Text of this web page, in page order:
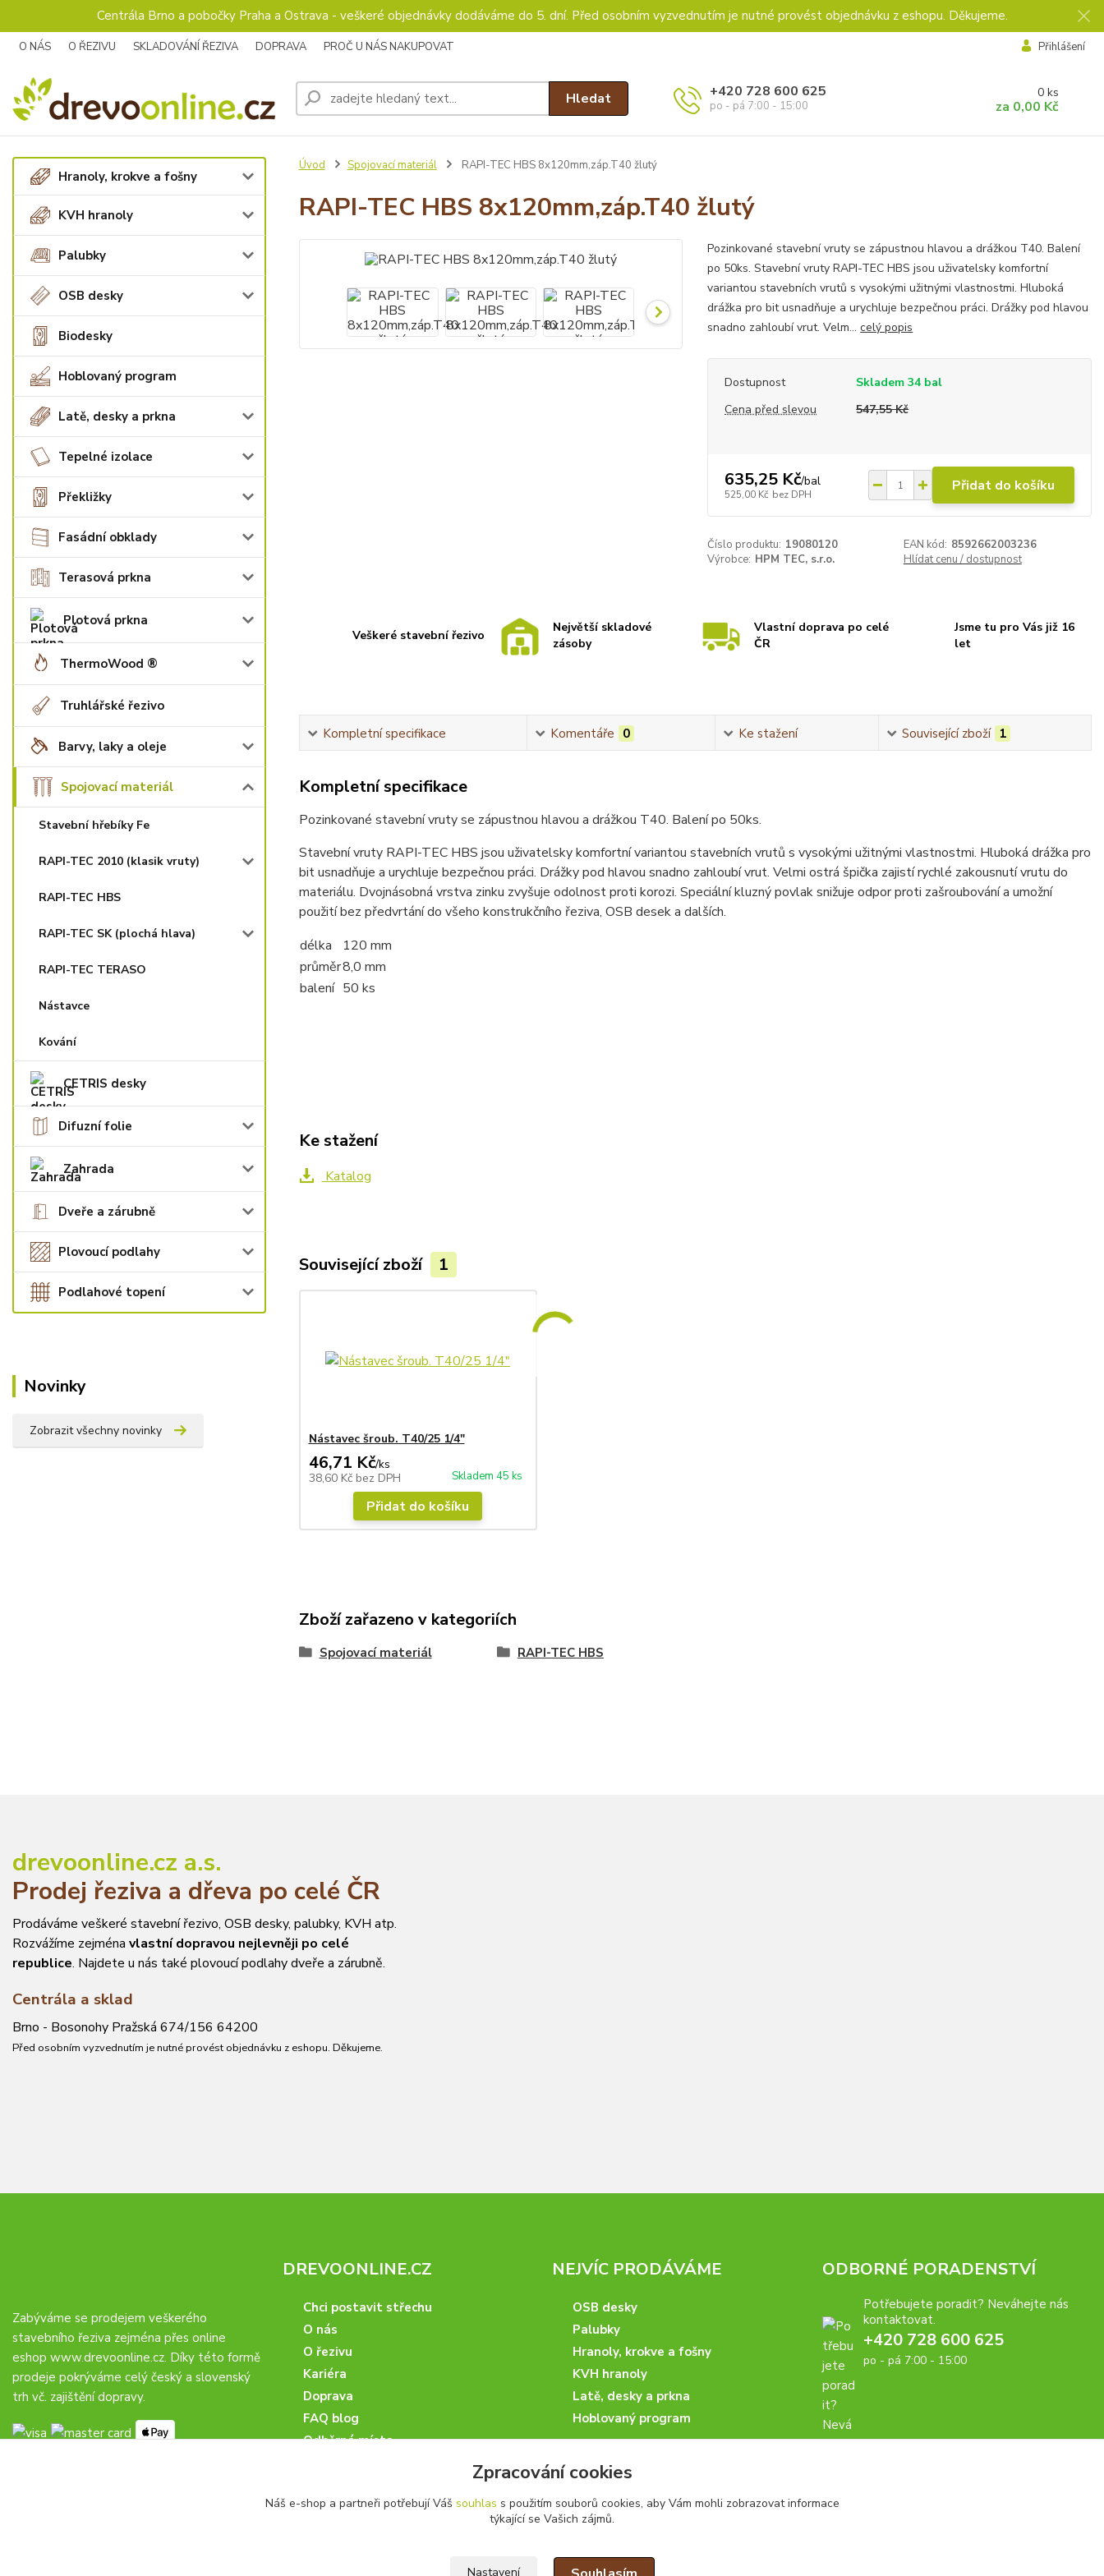
Centrála Brno a pobočky Praha a Ostrava - veškeré objednávky dodáváme do 5. dní. Před osobním vyzvednutím je nutné provést objednávku z eshopu. Děkujeme.
O NÁS O ŘEZIVU SKLADOVÁNÍ ŘEZIVA DOPRAVA PROČ U NÁS NAKUPOVAT Přihlášení
Hledat +420 728 600 625
po - pá 7:00 - 15:00
0 ks
za 0,00 Kč
Hranoly, krokve a fošny
KVH hranoly
Palubky
OSB desky
Biodesky
Hoblovaný program
Latě, desky a prkna
Tepelné izolace
Překližky
Fasádní obklady
Terasová prkna
Plotová prkna
ThermoWood ®
Truhlářské řezivo
Barvy, laky a oleje
Spojovací materiál
Stavební hřebíky Fe
RAPI-TEC 2010 (klasik vruty)
RAPI-TEC HBS
RAPI-TEC SK (plochá hlava)
RAPI-TEC TERASO
Nástavce
Kování
CETRIS desky
Difuzní folie
Zahrada
Dveře a zárubně
Plovoucí podlahy
Podlahové topení
Novinky
Zobrazit všechny novinky
Úvod Spojovací materiál RAPI-TEC HBS 8x120mm,záp.T40 žlutý
RAPI-TEC HBS 8x120mm,záp.T40 žlutý
Pozinkované stavební vruty se zápustnou hlavou a drážkou T40. Balení
po 50ks. Stavební vruty RAPI-TEC HBS jsou uživatelsky komfortní
variantou stavebních vrutů s vysokými užitnými vlastnostmi. Hluboká
drážka pro bit usnadňuje a urychluje bezpečnou práci. Drážky pod hlavou
snadno zahloubí vrut. Velm...celý popis
Dostupnost
Skladem 34 bal
Cena před slevou
547,55 Kč
635,25 Kč/bal
525,00 Kč bez DPH Přidat do košíku
Číslo produktu: 19080120 EAN kód: 8592662003236
Výrobce: HPM TEC, s.r.o. Hlídat cenu / dostupnost
Veškeré stavební řezivo
Největší skladové
zásoby
Vlastní doprava po celé
ČR
Jsme tu pro Vás již 16
let
Kompletní specifikace Komentáře 0 Ke stažení Související zboží 1
Kompletní specifikace
Pozinkované stavební vruty se zápustnou hlavou a drážkou T40. Balení po 50ks.
Stavební vruty RAPI-TEC HBS jsou uživatelsky komfortní variantou stavebních vrutů s vysokými užitnými vlastnostmi. Hluboká drážka pro
bit usnadňuje a urychluje bezpečnou práci. Drážky pod hlavou snadno zahloubí vrut. Velmi ostrá špička zajistí rychlé zakousnutí vrutu do
materiálu. Dvojnásobná vrstva zinku zvyšuje odolnost proti korozi. Speciální kluzný povlak snižuje odpor proti zašroubování a umožní
použití bez předvrtání do všeho konstrukčního řeziva, OSB desek a dalších.
délka
120 mm
průměr8,0 mm
balení 50 ks
Ke stažení
Katalog
Související zboží 1
Nástavec šroub. T40/25 1/4"
46,71 Kč/ks
38,60 Kč bez DPH Skladem 45 ks
Přidat do košíku
Zboží zařazeno v kategoriích
Spojovací materiál RAPI-TEC HBS
drevoonline.cz a.s.
Prodej řeziva a dřeva po celé ČR
Prodáváme veškeré stavební řezivo, OSB desky, palubky, KVH atp.
Rozvážíme zejména vlastní dopravou nejlevněji po celé
republice. Najdete u nás také plovoucí podlahy dveře a zárubně.
Centrála a sklad
Brno - Bosonohy Pražská 674/156 64200
Před osobním vyzvednutím je nutné provést objednávku z eshopu. Děkujeme.
Zabýváme se prodejem veškerého
stavebního řeziva zejména přes online
eshop www.drevoonline.cz. Díky této formě
prodeje pokrýváme celý český a slovenský
trh vč. zajištění dopravy.
DREVOONLINE.CZ
Chci postavit střechu
O nás
O řezivu
Kariéra
Doprava
FAQ blog
Odběrná místa
Obchodní partneři
NEJVÍC PRODÁVÁME
OSB desky
Palubky
Hranoly, krokve a fošny
KVH hranoly
Latě, desky a prkna
Hoblovaný program
ODBORNÉ PORADENSTVÍ
Potřebujete poradit? Neváhejte nás
kontaktovat.
+420 728 600 625
po - pá 7:00 - 15:00
Zpracování cookies
Náš e-shop a partneři potřebují Váš souhlas s použitím souborů cookies, aby Vám mohli zobrazovat informace
týkající se Vašich zájmů.
Nastavení